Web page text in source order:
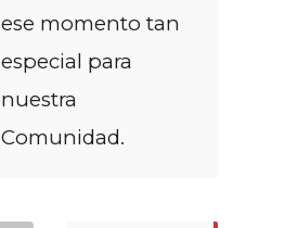
ese momento tan
especial para
nuestra
Comunidad.